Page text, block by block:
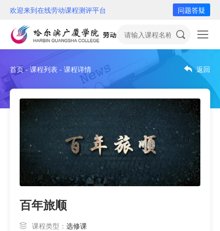
欢迎来到在线劳动课程测评平台 问题答疑
首页 - 课程列表 - 课程详情 返回
百年旅顺
课程类型： 选修课